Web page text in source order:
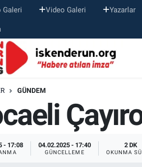
Galeri Video Galeri Yazarlar
GÜNDEM
- 17:08 04.02.2025 - 17:40
GÜNCELLEME
2 DK
OKUNMA